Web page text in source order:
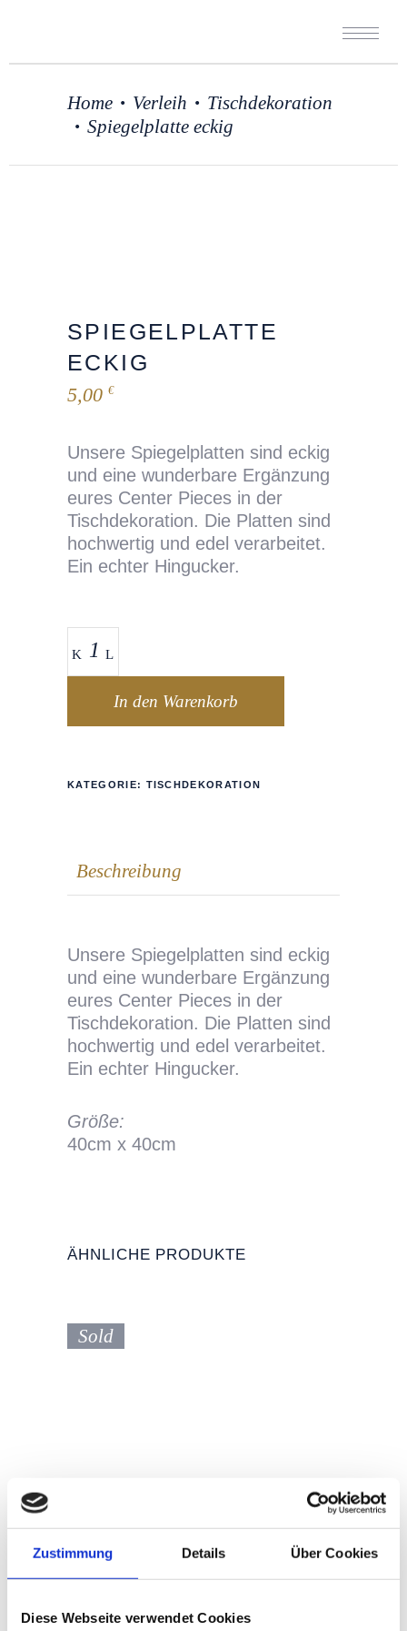
Zustimmung Details Über Cookies
Diese Webseite verwendet Cookies
Home • Verleih • Tischdekoration
• Spiegelplatte eckig
SPIEGELPLATTE
ECKIG
5,00 €
Unsere Spiegelplatten sind eckig
und eine wunderbare Ergänzung
eures Center Pieces in der
Tischdekoration. Die Platten sind
hochwertig und edel verarbeitet.
Ein echter Hingucker.
In den Warenkorb
KATEGORIE: TISCHDEKORATION
Beschreibung
Unsere Spiegelplatten sind eckig
und eine wunderbare Ergänzung
eures Center Pieces in der
Tischdekoration. Die Platten sind
hochwertig und edel verarbeitet.
Ein echter Hingucker.
Größe:
40cm x 40cm
ÄHNLICHE PRODUKTE
Sold
WINDLICHT / VASE KLAR